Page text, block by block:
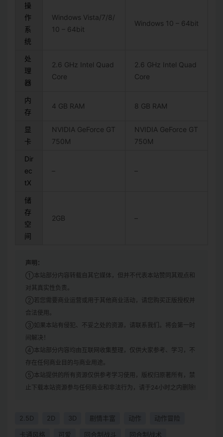
操
作
系
统
Windows Vista/7/8/
10 – 64bit
Windows 10 – 64bit
处
理
器
2.6 GHz Intel Quad
Core
2.6 GHz Intel Quad
Core
内
存
4 GB RAM 8 GB RAM
显
卡
NVIDIA GeForce GT
750M
NVIDIA GeForce GT
750M
Dir
ec
tX
– –
储
存
空
间
2GB –
声明：
①本站部分内容转载自其它媒体，但并不代表本站赞同其观点和
对其真实性负责。
②若您需要商业运营或用于其他商业活动，请您购买正版授权并
合法使用。
③如果本站有侵犯、不妥之处的资源，请联系我们。将会第一时
间解决！
④本站部分内容均由互联网收集整理，仅供大家参考、学习，不
存在任何商业目的与商业用途。
⑤本站提供的所有资源仅供参考学习使用，版权归原著所有，禁
止下载本站资源参与任何商业和非法行为，请于24小时之内删除!
2.5D 2D 3D 剧情丰富 动作 动作冒险
卡通风格 可爱 回合制战斗 回合制战术